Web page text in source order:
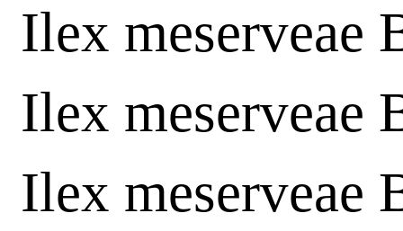
Ilex meserveae
Ilex meserveae
Ilex meserveae